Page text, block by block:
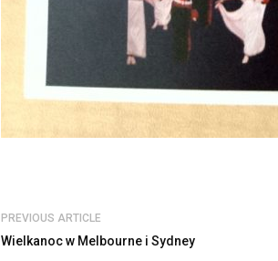
PREVIOUS ARTICLE
Wielkanoc w Melbourne i Sydney